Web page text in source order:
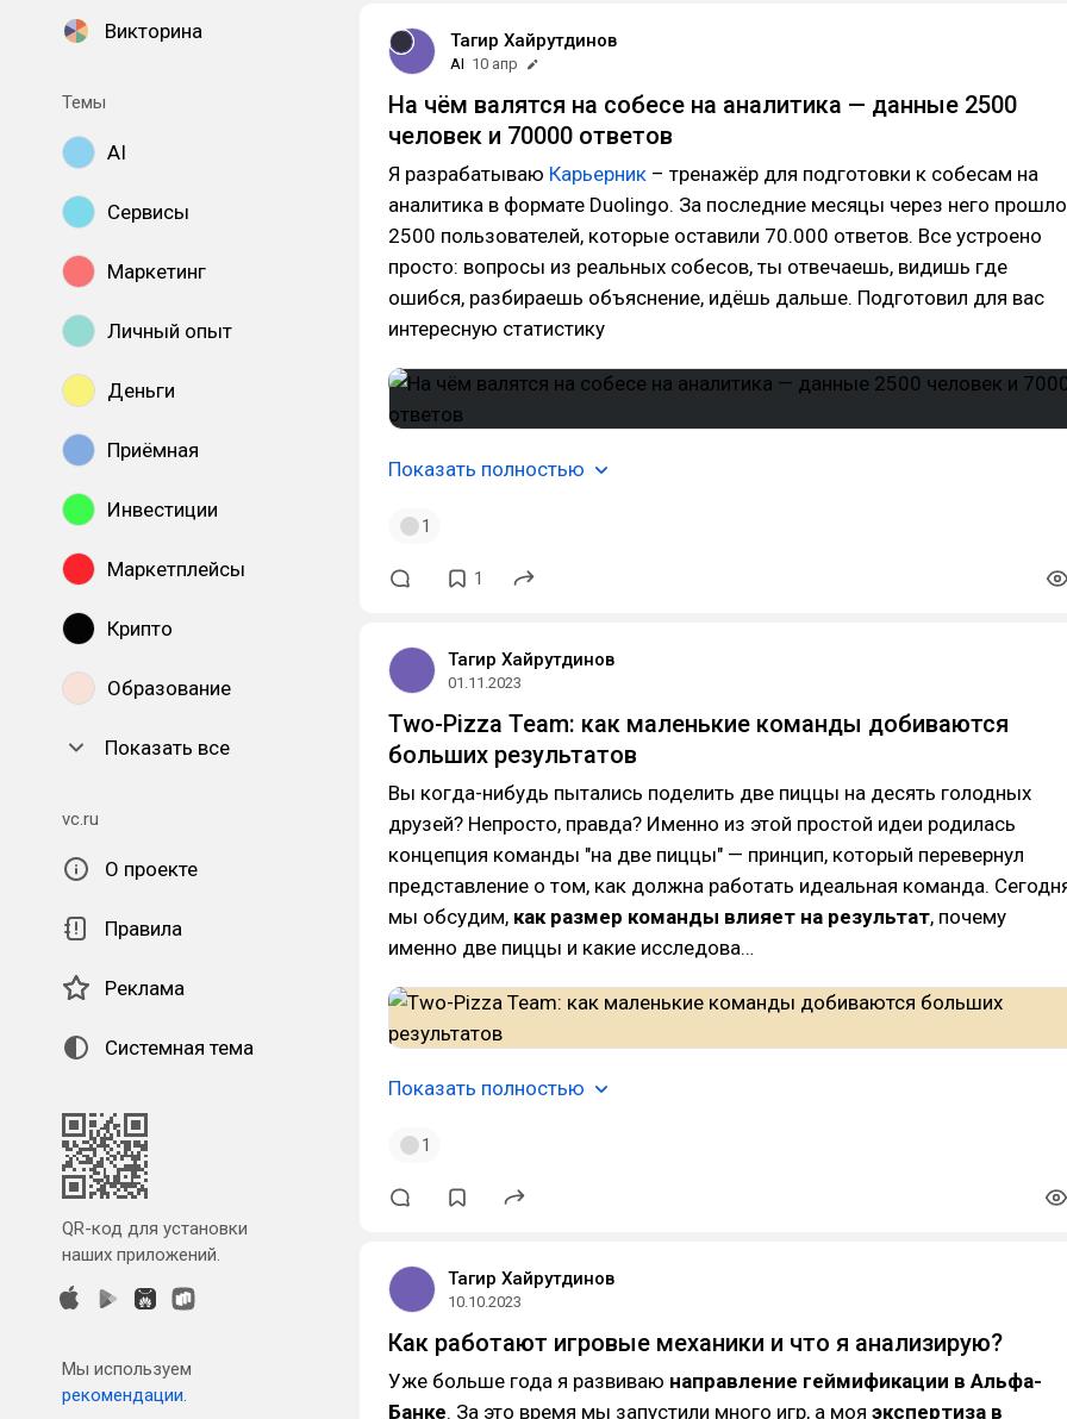
Викторина
Темы
AI
Сервисы
Маркетинг
Личный опыт
Деньги
Приёмная
Инвестиции
Маркетплейсы
Крипто
Образование
Показать все
vc.ru
О проекте
Правила
Реклама
Системная тема
QR-код для установки
наших приложений.
Мы используем
рекомендации.
Тагир Хайрутдинов
AI 10 апр
На чём валятся на собесе на аналитика — данные 2500
человек и 70000 ответов
Я разрабатываю Карьерник – тренажёр для подготовки к собесам на
аналитика в формате Duolingo. За последние месяцы через него прошло
2500 пользователей, которые оставили 70.000 ответов. Все устроено
просто: вопросы из реальных собесов, ты отвечаешь, видишь где
ошибся, разбираешь объяснение, идёшь дальше. Подготовил для вас
интересную статистику
Показать полностью
1
1
Тагир Хайрутдинов
01.11.2023
Two-Pizza Team: как маленькие команды добиваются
больших результатов
Вы когда-нибудь пытались поделить две пиццы на десять голодных
друзей? Непросто, правда? Именно из этой простой идеи родилась
концепция команды "на две пиццы" — принцип, который перевернул
представление о том, как должна работать идеальная команда.
мы обсудим, как размер команды влияет на результат, почему
именно две пиццы и какие исследова…
Показать полностью
1
Тагир Хайрутдинов
10.10.2023
Как работают игровые механики и что я анализирую?
Уже больше года я развиваю направление геймификации в Альфа-
Банке. За это время мы запустили много игр, а моя экспертиза в